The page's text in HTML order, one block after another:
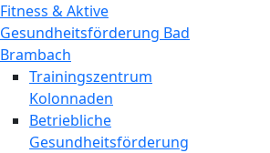
Fitness & Aktive
Gesundheitsförderung Bad
Brambach
Trainingszentrum
Kolonnaden
Betriebliche
Gesundheitsförderung